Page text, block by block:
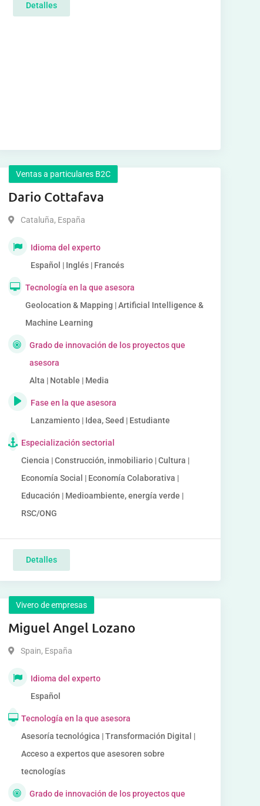
Detalles
Ventas a particulares B2C
Dario Cottafava
Cataluña, España
Idioma del experto
Español | Inglés | Francés
Tecnología en la que asesora
Geolocation & Mapping | Artificial Intelligence &
Machine Learning
Grado de innovación de los proyectos que
asesora
Alta | Notable | Media
Fase en la que asesora
Lanzamiento | Idea, Seed | Estudiante
Especialización sectorial
Ciencia | Construcción, inmobiliario | Cultura |
Economía Social | Economía Colaborativa |
Educación | Medioambiente, energía verde |
RSC/ONG
Detalles
Vivero de empresas
Miguel Angel Lozano
Spain, España
Idioma del experto
Español
Tecnología en la que asesora
Asesoría tecnológica | Transformación Digital |
Acceso a expertos que asesoren sobre
tecnologías
Grado de innovación de los proyectos que